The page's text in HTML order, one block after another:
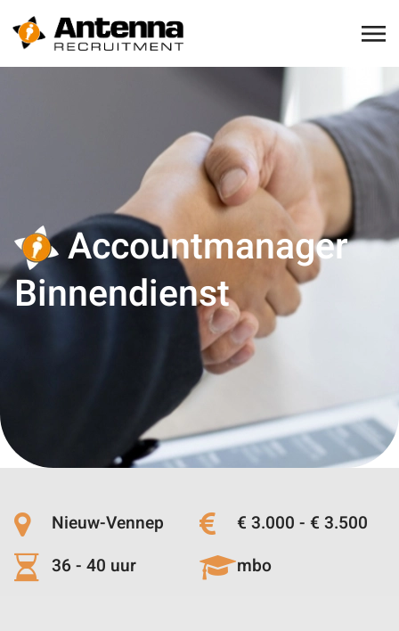
Accountmanager
Binnendienst
Nieuw-Vennep
€ 3.000 - € 3.500
36 - 40 uur
mbo